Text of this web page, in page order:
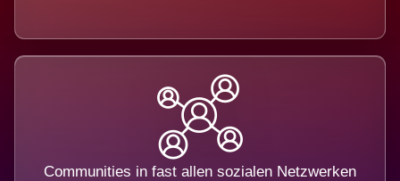
Communities in fast allen sozialen Netzwerken